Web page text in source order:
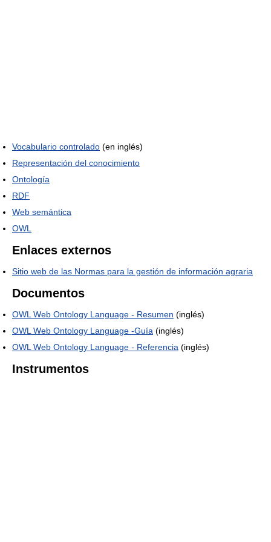
Vocabulario controlado (en inglés)
Representación del conocimiento
Ontología
RDF
Web semántica
OWL
Enlaces externos
Sitio web de las Normas para la gestión de información agraria
Documentos
OWL Web Ontology Language - Resumen (inglés)
OWL Web Ontology Language -Guía (inglés)
OWL Web Ontology Language - Referencia (inglés)
Instrumentos